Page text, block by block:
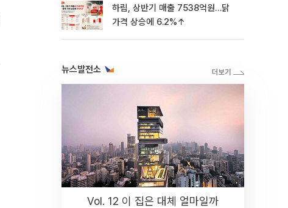
하림, 상반기 매출 7538억원…닭
가격 상승에 6.2%↑
뉴스발전소
Vol. 12 이 집은 대체 얼마일까